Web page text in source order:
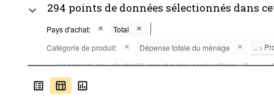
294 points de données sélectionnés dans
Pays d'achat:
Total
Catégorie de produit:
Dépense totale du ménage ... >
...>Logement, eau, électricité, gaz et autres combustibles ...>
>Restaurants et hôtels